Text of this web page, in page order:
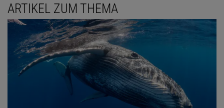
ARTIKEL ZUM THEMA